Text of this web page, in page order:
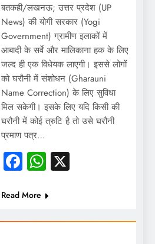
बतकही/लखनऊ; उत्तर प्रदेश (UP
News) की योगी सरकार (Yogi
Government) ग्रामीण इलाकों में
आबादी के सर्वे और मालिकाना हक के लिए
जल्द ही एक विधेयक लाएगी। इससे लोगों
को घरौनी में संशोधन (Gharauni
Name Correction) के लिए सुविधा
मिल सकेगी। इसके लिए यदि किसी की
घरौनी में कोई त्रुटि है तो उसे घरौनी
प्रमाण पत्र…
Facebook
WhatsApp
X
Read More